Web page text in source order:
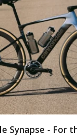
Synapse - For